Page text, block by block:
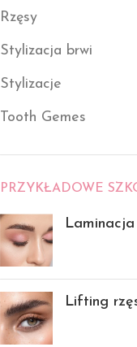
Rzęsy
Stylizacja brwi
Stylizacje
Tooth Gemes
PRZYKŁADOWE
Lifting